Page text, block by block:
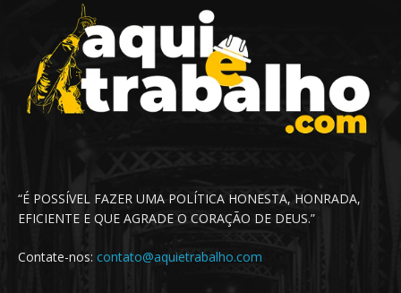
“É POSSÍVEL FAZER UMA POLÍTICA HONESTA, HONRADA,
EFICIENTE E QUE AGRADE O CORAÇÃO DE DEUS.”
Contate-nos: contato@aquietrabalho.com